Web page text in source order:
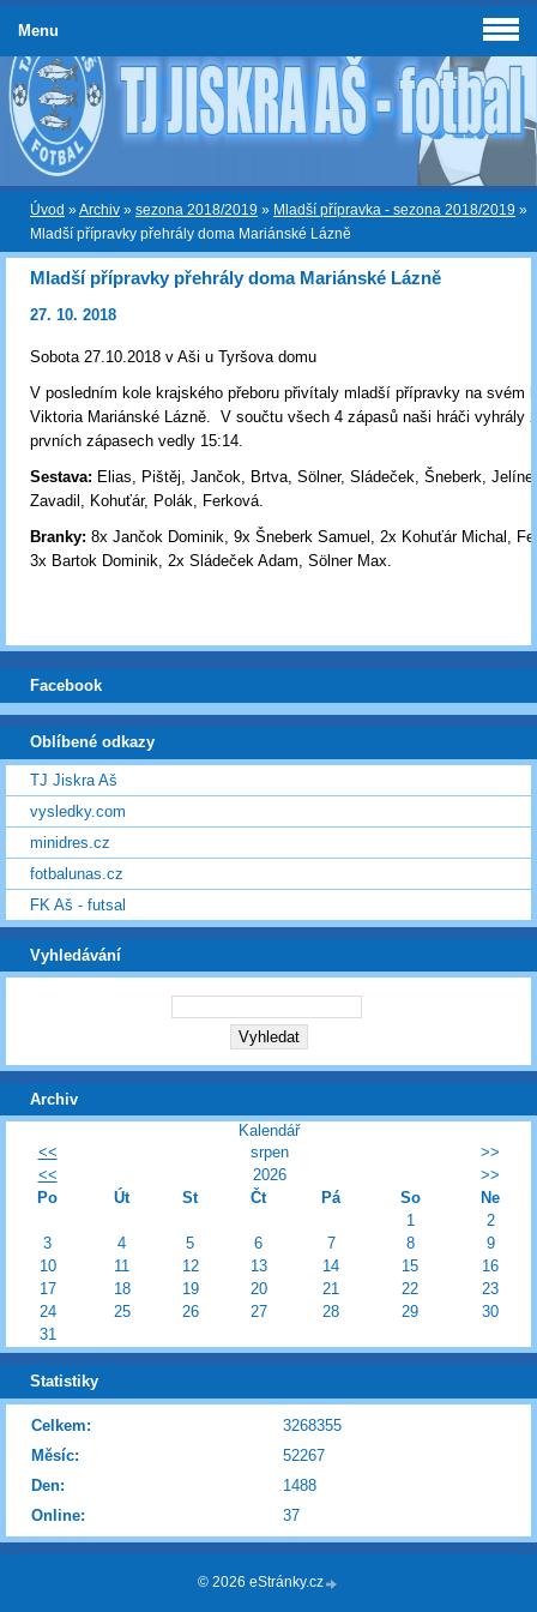
Úvod »Archiv » sezona 2018/2019 » Mladší přípravka - sezona 2018/2019 »
Mladší přípravky přehrály doma Mariánské Lázně
Mladší přípravky přehrály doma Mariánské Lázně
27. 10. 2018
Sobota 27.10.2018 v Aši u Tyršova domu
V posledním kole krajského přeboru přivítaly mladší přípravky na svém
Viktoria Mariánské Lázně. V součtu všech 4 zápasů naši hráči vyhrály
prvních zápasech vedly 15:14.
Sestava: Elias, Pištěj, Jančok, Brtva, Sölner, Sládeček, Šneberk,
Zavadil, Kohuťár, Polák, Ferková.
Branky: 8x Jančok Dominik, 9x Šneberk Samuel, 2x Kohuťár Michal ,
3x Bartok Dominik, 2x Sládeček Adam, Sölner Max.
Menu
Facebook
Oblíbené odkazy
TJ Jiskra Aš
vysledky.com
minidres.cz
fotbalunas.cz
FK Aš - futsal
Vyhledávání
Archiv
Kalendář
<<
srpen
>>
<<
2026
>>
Po
Út St Čt Pá So
Ne
1
2
3
4 5 6 7 8
9
10
11 12 13 14 15
16
17
18 19 20 21 22
23
24
25 26 27 28 29
30
31
Statistiky
Online: 37
Celkem:
3268355
Měsíc:
52267
Den:
1488
© 2026 eStránky.cz